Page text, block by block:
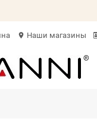
location_on Наши магазины